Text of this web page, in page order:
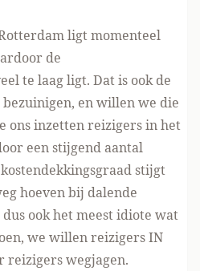
ligt momenteel
de
te laag ligt. Dat is ook de
en willen we die
ons inzetten reizigers in het
een stijgend aantal
stijgt
hoeven bij dalende
ook het meest idiote wat
we willen reizigers IN
reizigers wegjagen.